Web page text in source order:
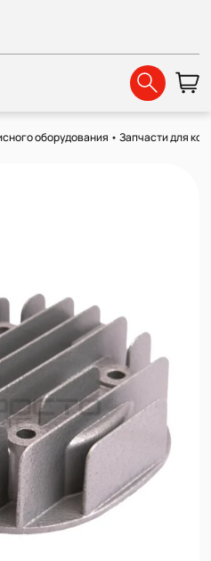
оборудования •Запчасти для